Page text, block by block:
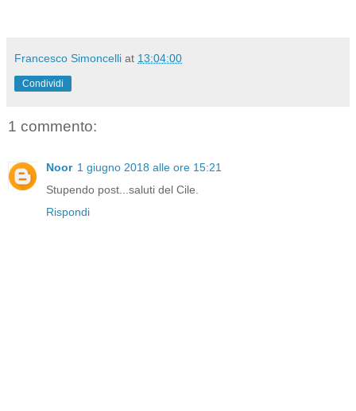
Francesco Simoncelli at 13:04:00
Condividi
1 commento:
Noor 1 giugno 2018 alle ore 15:21
Stupendo post...saluti del Cile.
Rispondi